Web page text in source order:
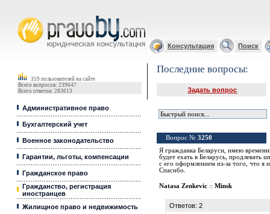
Консультация Поиск
359 пользователей на сайте
Всего вопросов: 239647
Всего ответов: 283613
Административное право
Бухгалтерский учет
Военное законодательство
Гарантии, льготы, компенсации
Гражданское право
Гражданство, регистрация
иностранцев
Жилищное право и недвижимость
Последние вопросы:
Задать вопрос
Вопрос № 3250
Я гражданка Беларуси, имею
будет ехать в Беларусь, продлевать
с его оформлением из-за того, что я
Спасибо.
Natasa Zenkevic :: Minsk
Ответов: 2